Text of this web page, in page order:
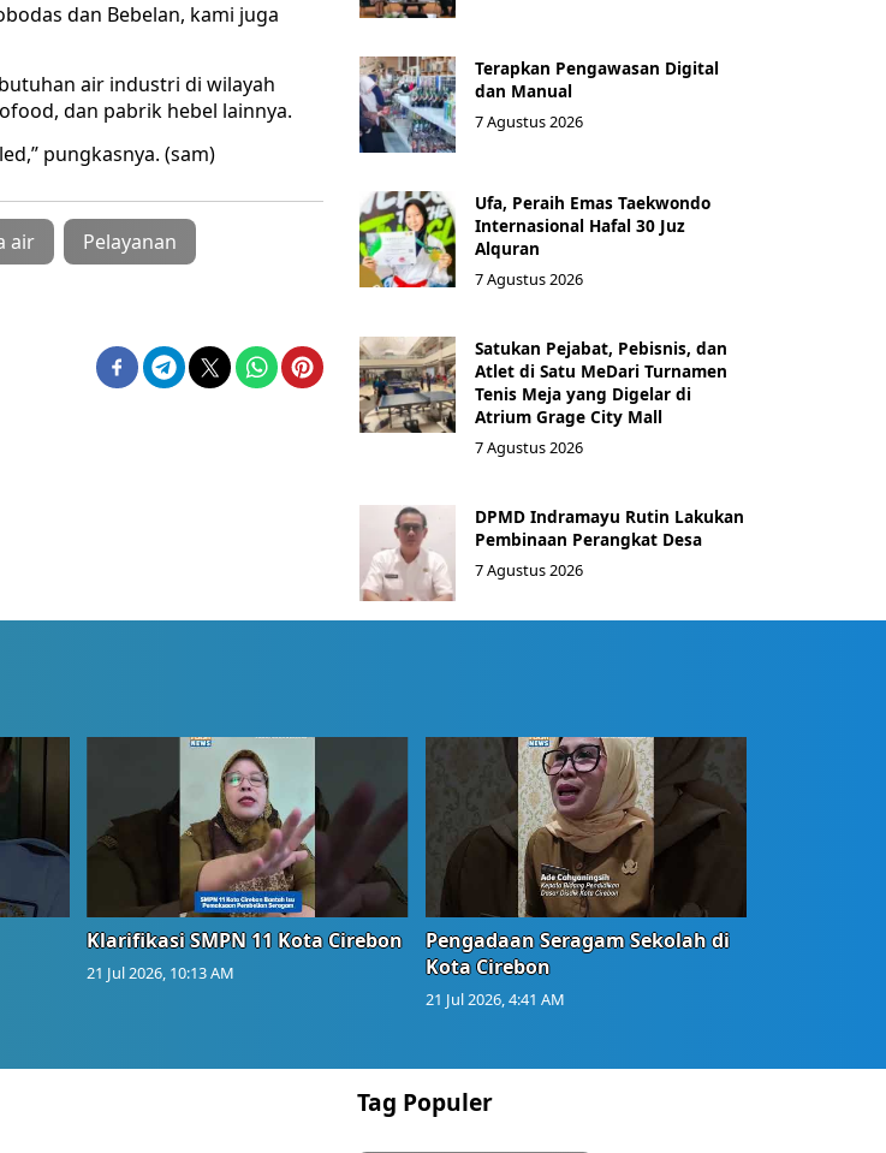
dan Bebelan, kami juga
air industri di wilayah
dan pabrik hebel lainnya.
pungkasnya. (sam)
air Pelayanan
Terapkan Pengawasan Digital
dan Manual
7 Agustus 2026
Ufa, Peraih Emas Taekwondo
Internasional Hafal 30 Juz
Alquran
7 Agustus 2026
Satukan Pejabat, Pebisnis, dan
Atlet di Satu MeDari Turnamen
Tenis Meja yang Digelar di
Atrium Grage City Mall
7 Agustus 2026
DPMD Indramayu Rutin Lakukan
Pembinaan Perangkat Desa
7 Agustus 2026
Klarifikasi SMPN 11 Kota Cirebon
21 Jul 2026, 10:13 AM
Pengadaan Seragam Sekolah di
Kota Cirebon
21 Jul 2026, 4:41 AM
Tag Populer